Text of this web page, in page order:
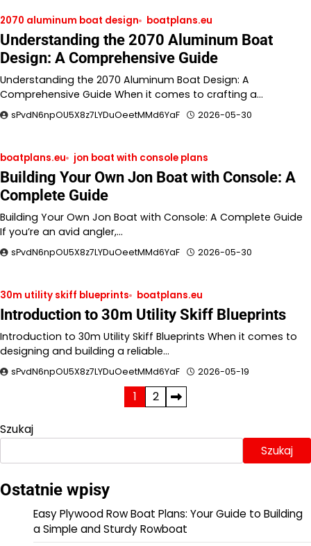
2070 aluminum boat design boatplans.eu
Understanding the 2070 Aluminum Boat
Design: A Comprehensive Guide
Understanding the 2070 Aluminum Boat Design: A
Comprehensive Guide When it comes to crafting a…
sPvdN6npOU5X8z7LYDuOeetMMd6YaF 2026-05-30
boatplans.eu jon boat with console plans
Building Your Own Jon Boat with Console: A
Complete Guide
Building Your Own Jon Boat with Console: A Complete Guide
If you’re an avid angler,…
sPvdN6npOU5X8z7LYDuOeetMMd6YaF 2026-05-30
30m utility skiff blueprints boatplans.eu
Introduction to 30m Utility Skiff Blueprints
Introduction to 30m Utility Skiff Blueprints When it comes to
designing and building a reliable…
sPvdN6npOU5X8z7LYDuOeetMMd6YaF 2026-05-19
wpisów
1 2
Szukaj
Szukaj
Ostatnie wpisy
Easy Plywood Row Boat Plans: Your Guide to Building
a Simple and Sturdy Rowboat